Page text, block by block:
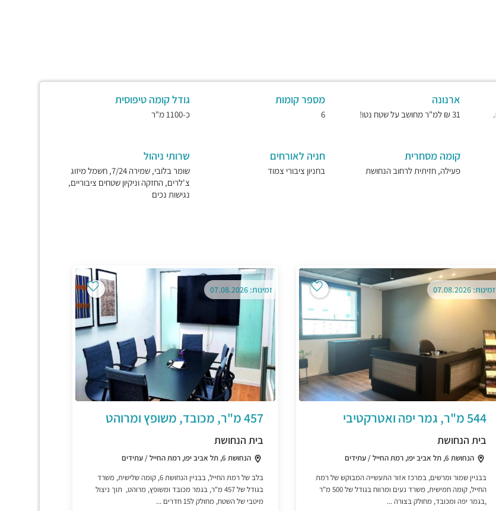
ארנונה
31 ₪ למ"ר מחושב על שטח נטו!
מספר קומות
6
גודל קומה טיפוסית
כ-1100 מ"ר
קומה מסחרית
פעילה, חזיתית לרחוב הנחושת
חניה לאורחים
בחניון ציבורי צמוד
שרותי ניהול
שומר בלובי, שמירה 7/24, חשמל מיזוג
צ'לרים, החזקה וניקיון שטחים ציבוריים,
נגישות נכים
זמינות: 07.08.2026
544 מ"ר, גמר יפה ואטרקטיבי
בית הנחושת
הנחושת 6, תל אביב יפו, רמת החייל / עתידים
בבניין שמור ומרשים, במרכז אזור התעשייה המבוקש של רמת
החייל, קומה חמישית, משרד נעים ומרווח בגודל של 500 מ"ר
,בגמר יפה ומכובד, מחולק בצורה ...
זמינות: 07.08.2026
457 מ"ר, מכובד, משופץ ומרוהט
בית הנחושת
הנחושת 6, תל אביב יפו, רמת החייל / עתידים
בלב של רמת החייל, בבניין הנחושת 6, קומה שלישית, משרד
בגודל של 457 מ"ר, בגמר מכובד ומשופץ, מרוהט, תוך ניצול
מיטבי של השטח, מחולק ל15 חדרים ...